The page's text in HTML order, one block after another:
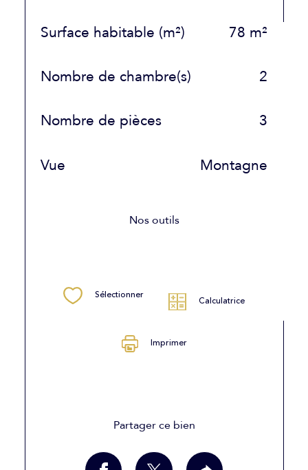
Surface habitable (m²) 78 m²
Nombre de chambre(s) 2
Nombre de pièces 3
Vue Montagne
Nos outils
Sélectionner Calculatrice
Imprimer
Partager ce bien